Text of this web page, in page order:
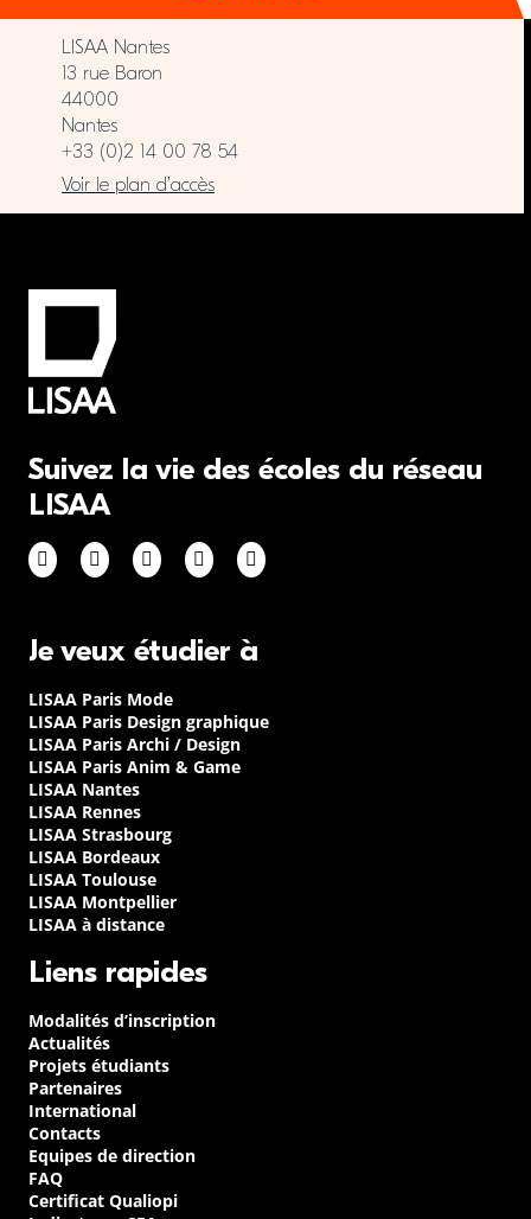
LISAA Nantes
13 rue Baron
44000
Nantes
+33 (0)2 14 00 78 54
Voir le plan d’accès
Suivez la vie des écoles du réseau
LISAA
Je veux étudier à
LISAA Paris Mode
LISAA Paris Design graphique
LISAA Paris Archi / Design
LISAA Paris Anim & Game
LISAA Nantes
LISAA Rennes
LISAA Strasbourg
LISAA Bordeaux
LISAA Toulouse
LISAA Montpellier
LISAA à distance
Liens rapides
Modalités d’inscription
Actualités
Projets étudiants
Partenaires
International
Contacts
Equipes de direction
FAQ
Certificat Qualiopi